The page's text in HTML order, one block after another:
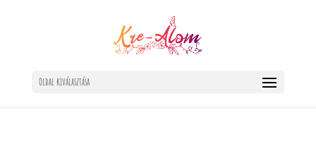
Oldal kiválasztása